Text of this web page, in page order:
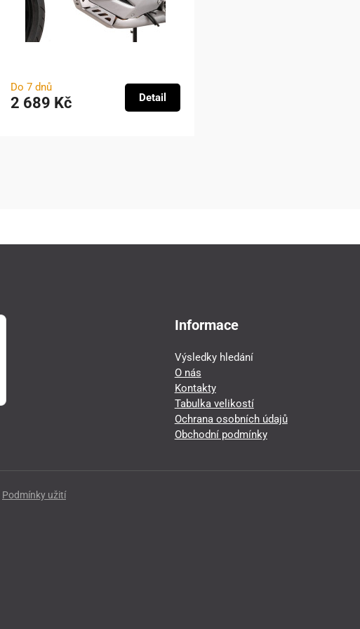
Do 7 dnů
2 689 Kč Detail
Informace
Výsledky hledání
O nás
Kontakty
Tabulka velikostí
Ochrana osobních údajů
Obchodní podmínky
Podmínky užití